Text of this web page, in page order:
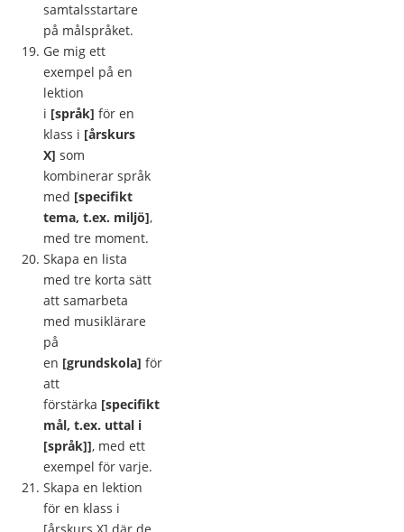
samtalsstartare
på målspråket.
Ge mig ett
exempel på en
lektion
i [språk] för en
klass i [årskurs
X] som
kombinerar språk
med [specifikt
tema, t.ex. miljö],
med tre moment.
Skapa en lista
med tre korta sätt
att samarbeta
med musiklärare
på
en [grundskola] för
att
förstärka [specifikt
mål, t.ex. uttal i
[språk]], med ett
exempel för varje.
Skapa en lektion
för en klass i